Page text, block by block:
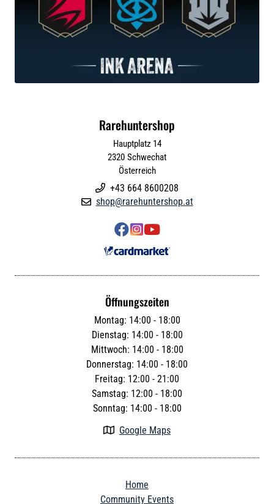
Rarehuntershop
Hauptplatz 14
2320 Schwechat
Österreich
 +43 664 8600208
 shop@rarehuntershop.at

Öffnungszeiten
Montag: 14:00 - 18:00
Dienstag: 14:00 - 18:00
Mittwoch: 14:00 - 18:00
Donnerstag: 14:00 - 18:00
Freitag: 12:00 - 21:00
Samstag: 12:00 - 18:00
Sonntag: 14:00 - 18:00
 Google Maps
Home
Community Events